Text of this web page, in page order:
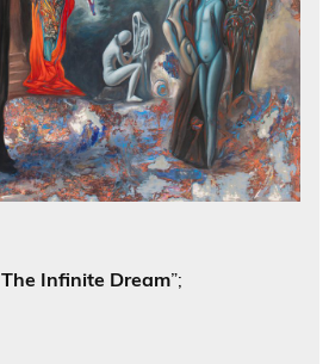
Infinite Dream”;